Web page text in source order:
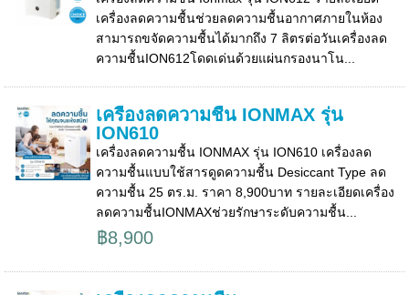
เครื่องลดความชื้นช่วยลดความชื้นอากาศภายในห้อง
สามารถขจัดความชื้นได้มากถึง 7 ลิตรต่อวันเครื่องลด
ความชื้นION612โดดเด่นด้วยแผ่นกรองนาโน...
เครื่องลดความชื้น IONMAX รุ่น
ION610
เครื่องลดความชื้น IONMAX รุ่น ION610 เครื่องลด
ความชื้นแบบใช้สารดูดความชื้น Desiccant Type ลด
ความชื้น 25 ตร.ม. ราคา 8,900บาท รายละเอียดเครื่อง
ลดความชื้นIONMAXช่วยรักษาระดับความชื้น...
฿8,900